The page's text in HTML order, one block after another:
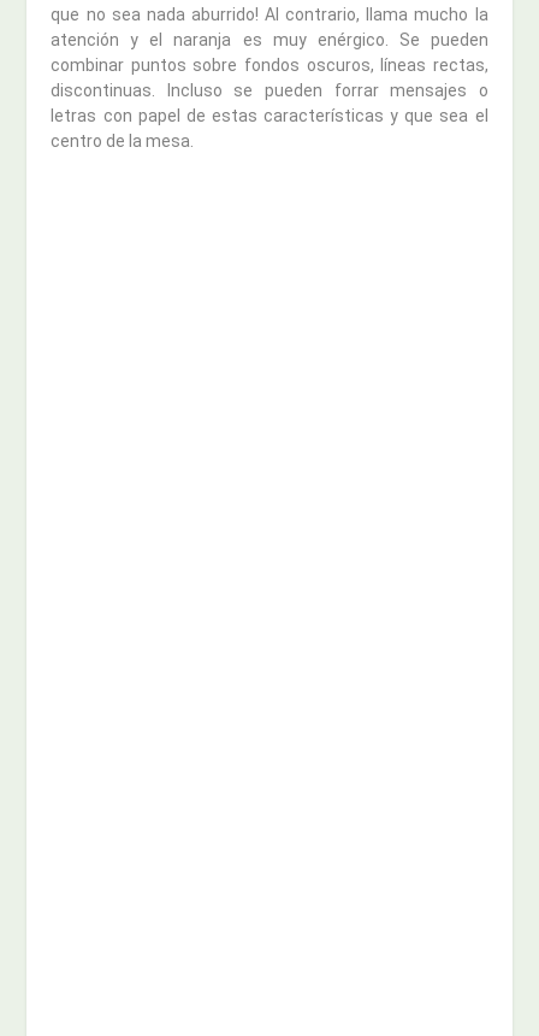
que no sea nada aburrido! Al contrario, llama mucho la
atención y el naranja es muy enérgico. Se pueden
combinar puntos sobre fondos oscuros, líneas rectas,
discontinuas. Incluso se pueden forrar mensajes o
letras con papel de estas características y que sea el
centro de la mesa.